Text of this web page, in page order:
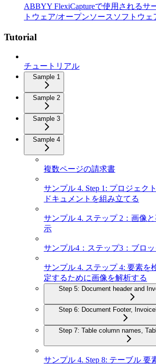
ABBYY FlexiCaptureで使用されるサ
トウェア/オープンソースソフトウェ
Tutorial
チュートリアル
Sample 1
Sample 2
Sample 3
Sample 4
複数ページの請求書
サンプル 4. Step 1: プロジェク
ドキュメントを組み立てる
サンプル 4. ステップ 2：画像
示
サンプル4：ステップ3：ブロッ
サンプル 4. ステップ 4: 要素を
定するために画像を解析する
Step 5: Document header and
Step 6: Document Footer,
Step 7: Table column names,
サンプル 4. Step 8: テーブル 要